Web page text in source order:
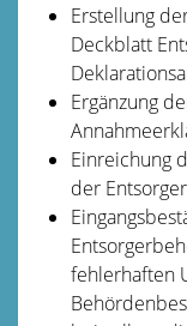
Erstellung
Deckblatt
Ergänzung
Einreichung
der
fehlerhaften